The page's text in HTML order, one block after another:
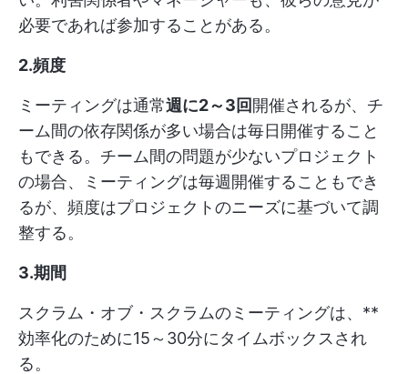
必要であれば参加することがある。
2.頻度
ミーティングは通常週に2～3回 開催されるが、チ
ーム間の依存関係が多い場合は毎日開催すること
もできる。チーム間の問題が少ないプロジェクト
の場合、ミーティングは毎週開催することもでき
るが、頻度はプロジェクトのニーズに基づいて調
整する。
3.期間
スクラム・オブ・スクラムのミーティングは、**
効率化のために15～30分にタイムボックスされ
る。